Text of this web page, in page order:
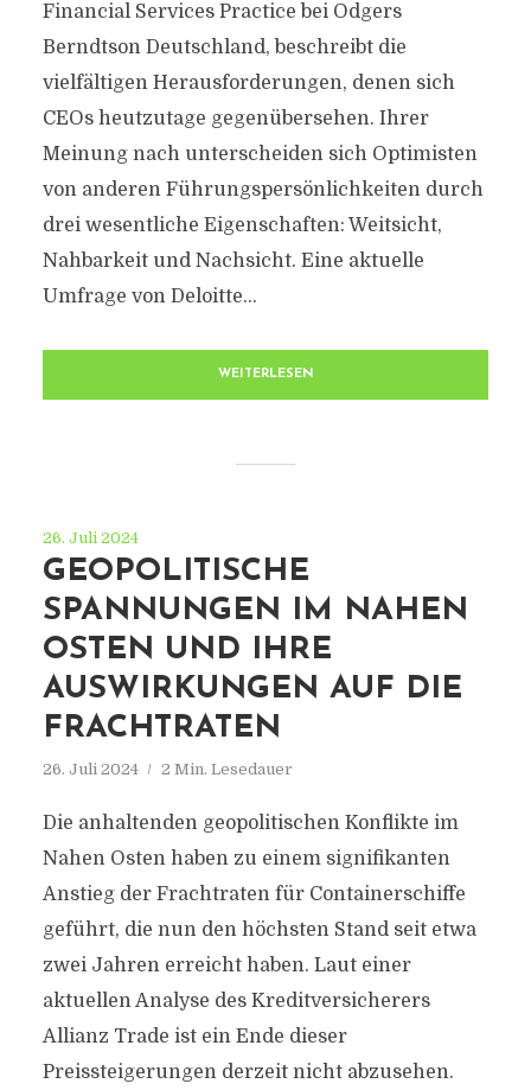
Financial Services Practice bei Odgers
Berndtson Deutschland, beschreibt die
vielfältigen Herausforderungen, denen sich
CEOs heutzutage gegenübersehen. Ihrer
Meinung nach unterscheiden sich Optimisten
von anderen Führungspersönlichkeiten durch
drei wesentliche Eigenschaften: Weitsicht,
Nahbarkeit und Nachsicht. Eine aktuelle
Umfrage von Deloitte...
WEITERLESEN
26. Juli 2024
GEOPOLITISCHE
SPANNUNGEN IM NAHEN
OSTEN UND IHRE
AUSWIRKUNGEN AUF DIE
FRACHTRATEN
26. Juli 2024 2 Min. Lesedauer
Die anhaltenden geopolitischen Konflikte im
Nahen Osten haben zu einem signifikanten
Anstieg der Frachtraten für Containerschiffe
geführt, die nun den höchsten Stand seit etwa
zwei Jahren erreicht haben. Laut einer
aktuellen Analyse des Kreditversicherers
Allianz Trade ist ein Ende dieser
Preissteigerungen derzeit nicht abzusehen.